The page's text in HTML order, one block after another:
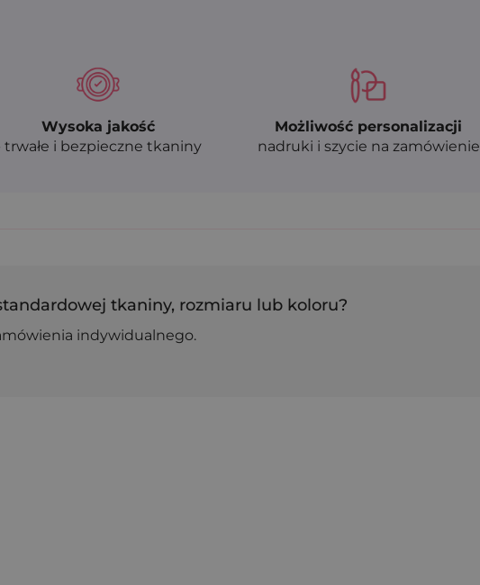
Wysoka jakość
trwałe i bezpieczne tkaniny
Możliwość personalizacji
nadruki i szycie na zamówienie
tkaniny, rozmiaru lub koloru?
indywidualnego.